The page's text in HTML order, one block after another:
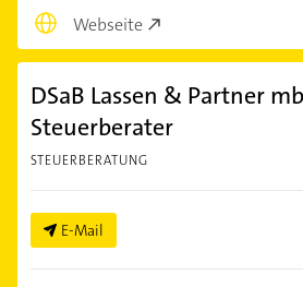
Webseite
DSaB Lassen & Partner
Steuerberater
STEUERBERATUNG
E-Mail